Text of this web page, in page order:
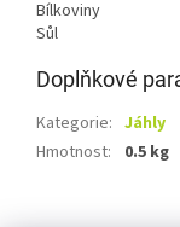
Bílkoviny
Sůl
Doplňkové
Kategorie: Jáhly
Hmotnost: 0.5 kg